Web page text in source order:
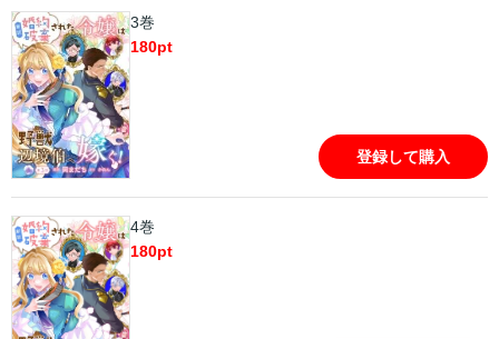
3巻
180pt
登録して購入
4巻
180pt